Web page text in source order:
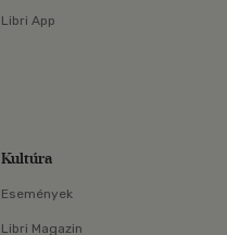
Libri App
Kultúra
Események
Libri Magazin